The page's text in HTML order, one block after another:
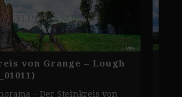
von Grange – Lough
– Der Steinkreis von